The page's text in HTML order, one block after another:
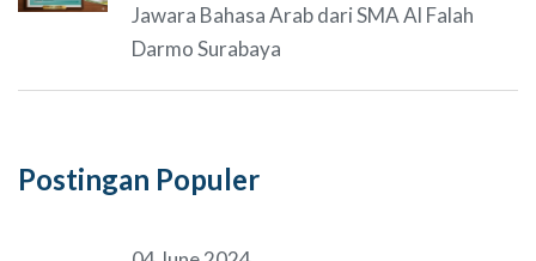
Jawara Bahasa Arab dari SMA Al Falah
Darmo Surabaya
Postingan Populer